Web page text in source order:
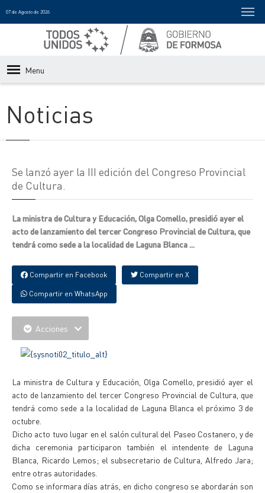
07 de Agosto de 2026
Menu
Noticias
Se lanzó ayer la III edición del Congreso Provincial
de Cultura.
La ministra de Cultura y Educación, Olga Comello, presidió ayer el
acto de lanzamiento del tercer Congreso Provincial de Cultura, que
tendrá como sede a la localidad de Laguna Blanca ...
Compartir en Facebook Compartir en X
Compartir en WhatsApp
Acciones
La ministra de Cultura y Educación, Olga Comello, presidió ayer el
acto de lanzamiento del tercer Congreso Provincial de Cultura, que
tendrá como sede a la localidad de Laguna Blanca el próximo 3 de
octubre.
Dicho acto tuvo lugar en el salón cultural del Paseo Costanero, y de
dicha ceremonia participaron también el intendente de Laguna
Blanca, Ricardo Lemos; el subsecretario de Cultura, Alfredo Jara;
entre otras autoridades.
Como se informara días atrás, en dicho congreso se abordarán son